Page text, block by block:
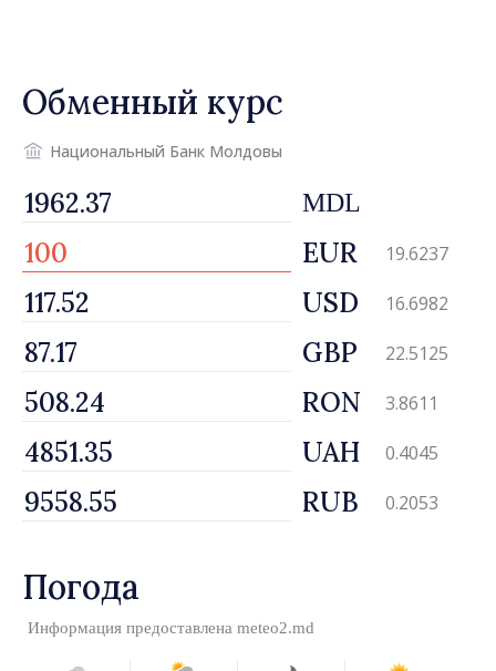
Обменный курс
Национальный Банк Молдовы
MDL
EUR 19.6237
USD 16.6982
GBP 22.5125
RON 3.8611
UAH 0.4045
RUB 0.2053
Погода
Информация предоставлена meteo2.md